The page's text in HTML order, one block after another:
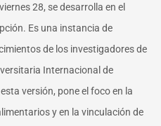
28, se desarrolla en el
Es una instancia de
de los investigadores de
Internacional de
versión, pone el foco en la
y en la vinculación de